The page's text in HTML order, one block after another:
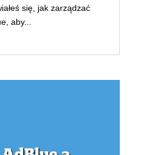
się, jak zarządzać
aby...